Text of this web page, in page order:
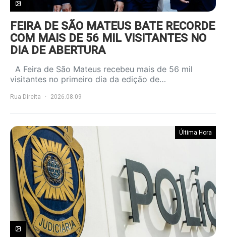
FEIRA DE SÃO MATEUS BATE RECORDE
COM MAIS DE 56 MIL VISITANTES NO
DIA DE ABERTURA
A Feira de São Mateus recebeu mais de 56 mil
visitantes no primeiro dia da edição de…
Rua Direita 2026.08.09
Última Hora